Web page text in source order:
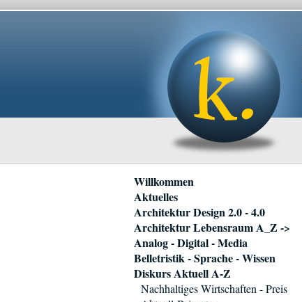
Navigation
überspringen
Willkommen
Aktuelles
Architektur Design 2.0 - 4.0
Architektur Lebensraum A_Z ->
Analog - Digital - Media
Belletristik - Sprache - Wissen
Diskurs Aktuell A-Z
Nachhaltiges Wirtschaften - Preis